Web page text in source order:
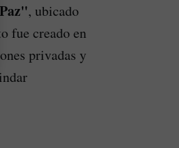
, ubicado
fue creado en
privadas y